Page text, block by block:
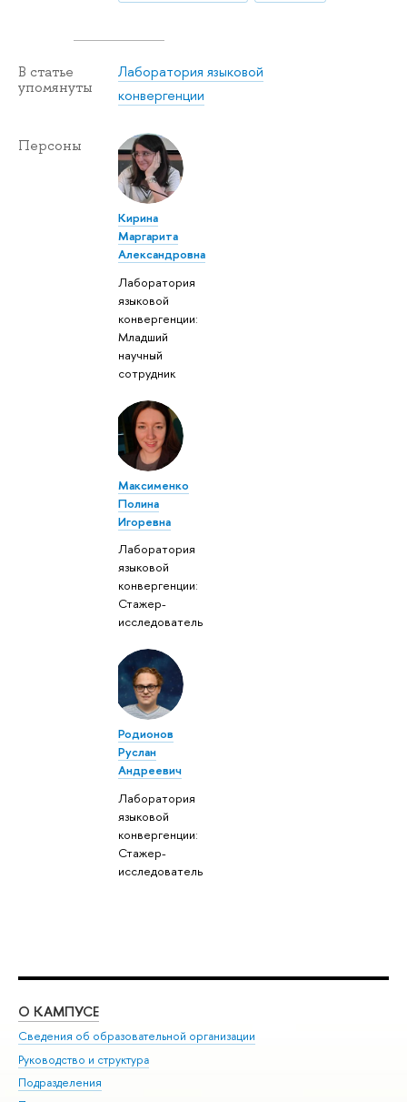
В статье
упомянуты
Лаборатория языковой
конвергенции
Персоны
Кирина
Маргарита
Александровна
Лаборатория
языковой
конвергенции:
Младший
научный
сотрудник
Максименко
Полина
Игоревна
Лаборатория
языковой
конвергенции:
Стажер-
исследователь
Родионов
Руслан
Андреевич
Лаборатория
языковой
конвергенции:
Стажер-
исследователь
О КАМПУСЕ
Сведения об образовательной организации
Руководство и структура
Подразделения